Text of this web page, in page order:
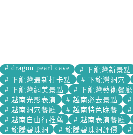
# dragon pearl cave # 下龍灣新景點
# 下龍灣最新打卡點 # 下龍灣洞穴
# 下龍灣網美景點 # 下龍灣藝術餐廳
# 越南光影表演 # 越南必去景點 #
# 越南洞穴餐廳 # 越南特色晚餐 #
# 越南自由行推薦 # 越南表演餐廳
# 龍騰碧珠洞 # 龍騰碧珠洞評價 #